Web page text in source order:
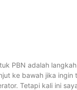
PBN adalah
ke bawah jika
Tetapi kali ini